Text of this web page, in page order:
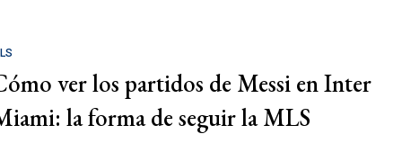
ver los partidos de Messi en Inter
la forma de seguir la MLS